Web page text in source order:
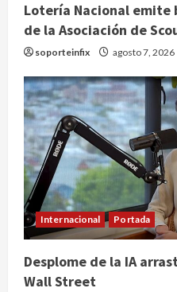
Lotería Nacional
de la Asociación de
soporteinfix agosto 7, 2026
Internacional Portada
Desplome de la IA
Wall Street